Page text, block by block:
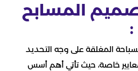
المسابح
:
المغلقة على وجه التحديد
خاصة، حيث تأتي أهم أسس